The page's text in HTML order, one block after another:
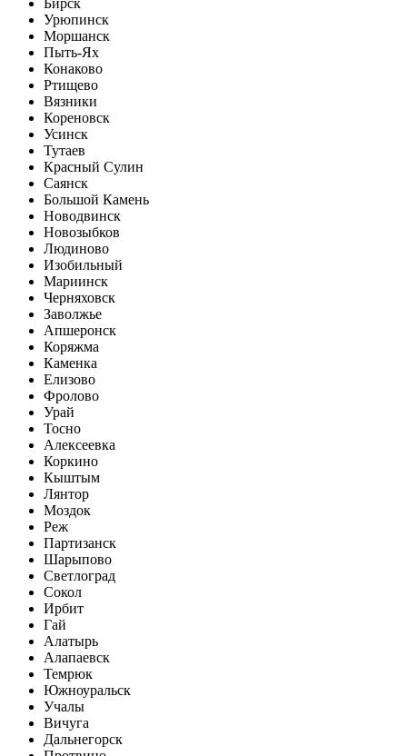
Бирск
Урюпинск
Моршанск
Пыть-Ях
Конаково
Ртищево
Вязники
Кореновск
Усинск
Тутаев
Красный Сулин
Саянск
Большой Камень
Новодвинск
Новозыбков
Людиново
Изобильный
Мариинск
Черняховск
Заволжье
Апшеронск
Коряжма
Каменка
Елизово
Фролово
Урай
Тосно
Алексеевка
Коркино
Кыштым
Лянтор
Моздок
Реж
Партизанск
Шарыпово
Светлоград
Сокол
Ирбит
Гай
Алатырь
Алапаевск
Темрюк
Южноуральск
Учалы
Вичуга
Дальнегорск